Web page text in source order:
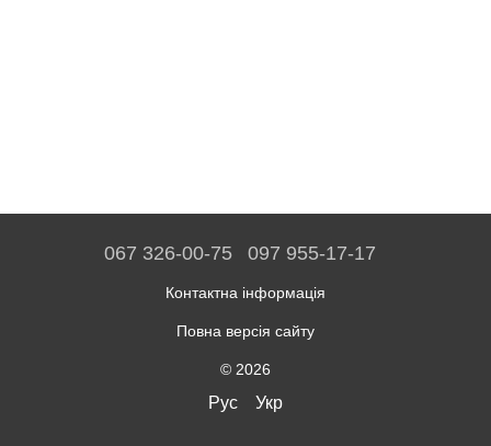
067 326-00-75 097 955-17-17
Контактна інформація
Повна версія сайту
© 2026
Рус Укр